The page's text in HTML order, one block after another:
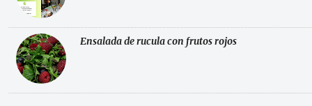
Ensalada de rucula con frutos rojos